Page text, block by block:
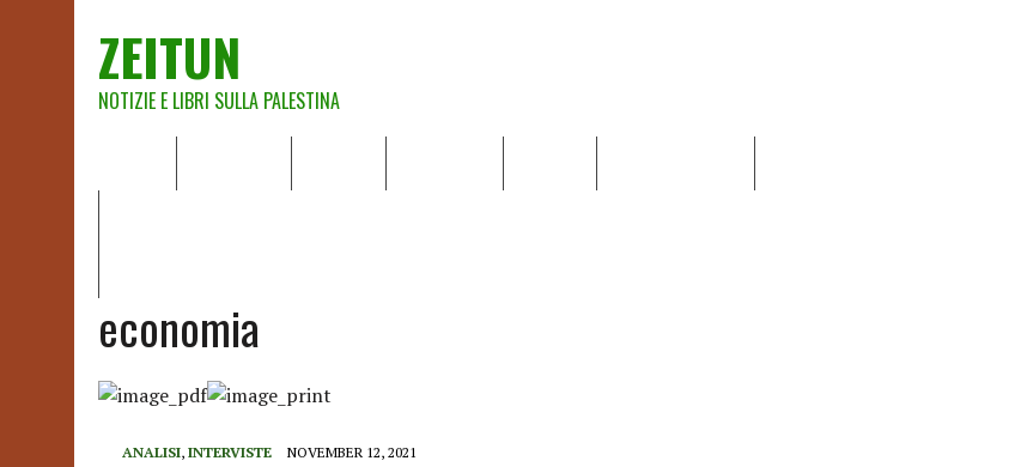
ZEITUN
NOTIZIE E LIBRI SULLA PALESTINA
economia
ANALISI, INTERVISTE NOVEMBER 12, 2021